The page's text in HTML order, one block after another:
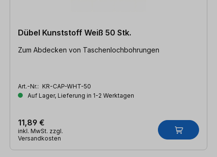
Dübel Kunststoff Weiß 50 Stk.
Zum Abdecken von Taschenlochbohrungen
Art.-Nr.: KR-CAP-WHT-50
Auf Lager, Lieferung in 1-2 Werktagen
11,89 €
inkl. MwSt. zzgl.
Versandkosten